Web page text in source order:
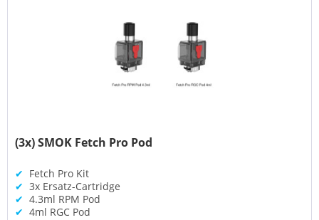
(3x) SMOK Fetch Pro Pod
✔ Fetch Pro Kit
✔ 3x Ersatz-Cartridge
✔ 4.3ml RPM Pod
✔ 4ml RGC Pod